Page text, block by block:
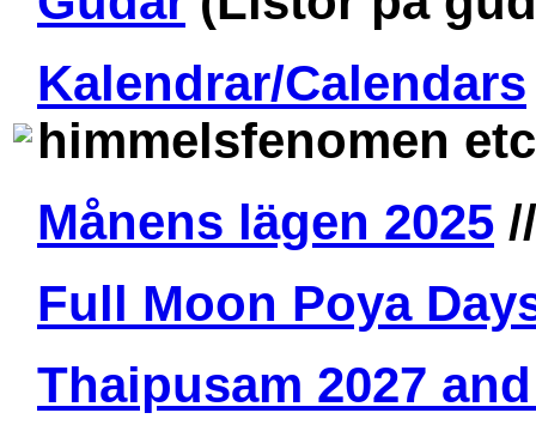
Kalendrar/Calendars
himmelsfenomen
Månens lägen 2025
Full Moon Poya
Thaipusam 2027